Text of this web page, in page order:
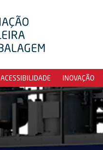
ACESSIBILIDADE INOVAÇÃO